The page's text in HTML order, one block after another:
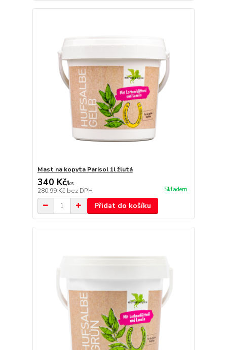
Mast na kopyta Parisol 1l žlutá
340 Kč/ks
280,99 Kč bez DPH Skladem
Přidat do košíku